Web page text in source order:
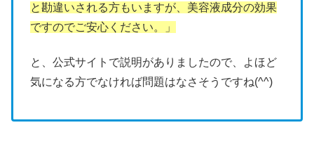
と勘違いされる方もいますが、美容液成分の効果
ですのでご安心ください。」
と、公式サイトで説明がありましたので、よほど
気になる方でなければ問題はなさそうですね(^^)